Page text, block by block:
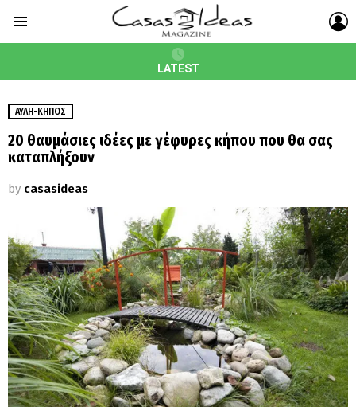
LATEST
ΑΥΛΉ-ΚΉΠΟΣ
20 θαυμάσιες ιδέες με γέφυρες κήπου που θα σας
καταπλήξουν
by casasideas